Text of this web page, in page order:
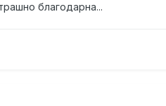
благодарна...